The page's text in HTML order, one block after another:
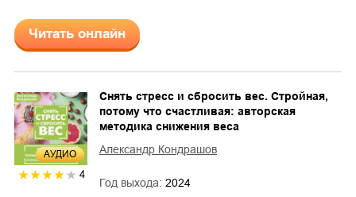
Читать онлайн
AУДИО
4
Снять стресс и сбросить вес. Стройная,
потому что счастливая: авторская
методика снижения веса
Александр Кондрашов
Год выхода: 2024